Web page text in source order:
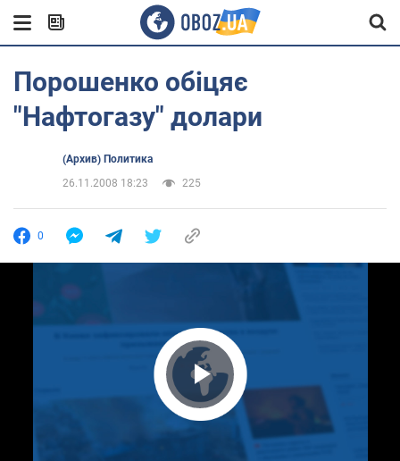
Порошенко обіцяє
"Нафтогазу" долари
(Архив) Политика
26.11.2008 18:23
225
0
Play Video